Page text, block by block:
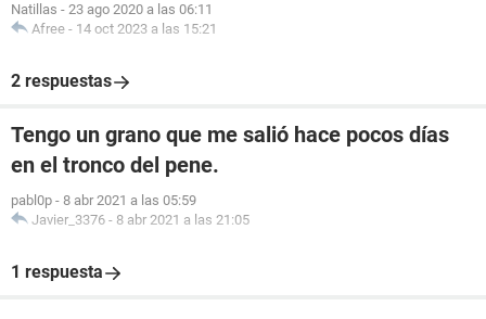
Natillas - 23 ago 2020 a las 06:11
Afree - 14 oct 2023 a las 15:21
2 respuestas
Tengo un grano que me salió hace pocos días
en el tronco del pene.
pabl0p - 8 abr 2021 a las 05:59
Javier_3376 - 8 abr 2021 a las 21:05
1 respuesta